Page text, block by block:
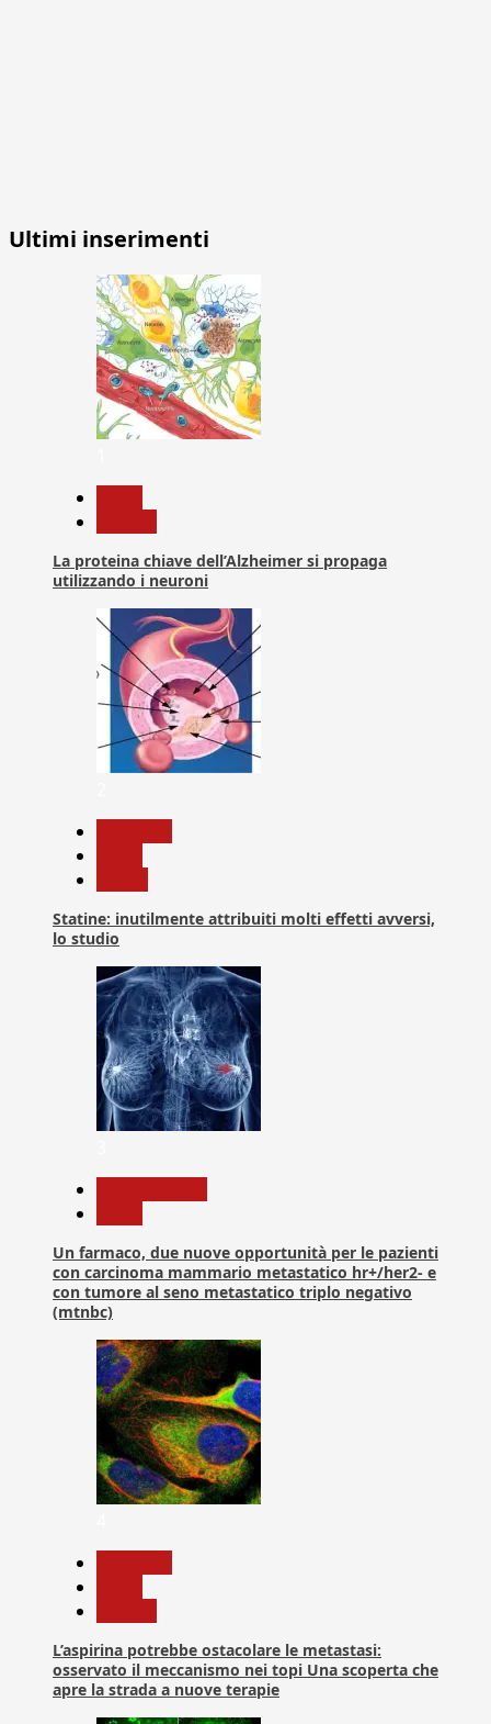
Ultimi inserimenti
La proteina chiave dell’Alzheimer si propaga
utilizzando i neuroni
Statine: inutilmente attribuiti molti effetti avversi,
lo studio
Un farmaco, due nuove opportunità per le pazienti
con carcinoma mammario metastatico hr+/her2- e
con tumore al seno metastatico triplo negativo
(mtnbc)
L’aspirina potrebbe ostacolare le metastasi:
osservato il meccanismo nei topi Una scoperta che
apre la strada a nuove terapie